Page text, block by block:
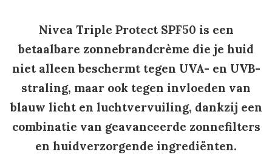
Nivea Triple Protect SPF50 is een
betaalbare zonnebrandcrème die je huid
niet alleen beschermt tegen UVA- en UVB-
straling, maar ook tegen invloeden van
blauw licht en luchtvervuiling, dankzij een
combinatie van geavanceerde zonnefilters
en huidverzorgende ingrediënten.